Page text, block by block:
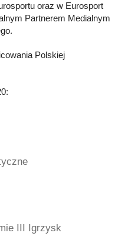
oraz w Eurosport
Partnerem Medialnym
Polskiej
III Igrzysk